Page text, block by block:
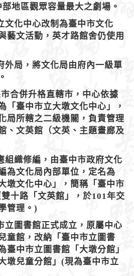
地區觀眾容量最大之劇場。
文化中心改制為臺中市文化
藝文活動，英才路館舍仍使用
外局，將文化局由府內一級單
合併升格直轄市，中心依據
「臺中市立大墩文化中心」，
局所轄之二級機關，負責管理
、文英館（文英、主題畫廊及
組織修編，由臺中市政府文化
為文化局內部單位，定名為
墩文化中心」，簡稱「臺中市
十路「文英館」，於101年交
管理。)
立圖書館正式成立，原屬中心
童館，改納「臺中市立圖書
臺中市立圖書館「大墩分館」
墩兒童分館」(現為臺中市立